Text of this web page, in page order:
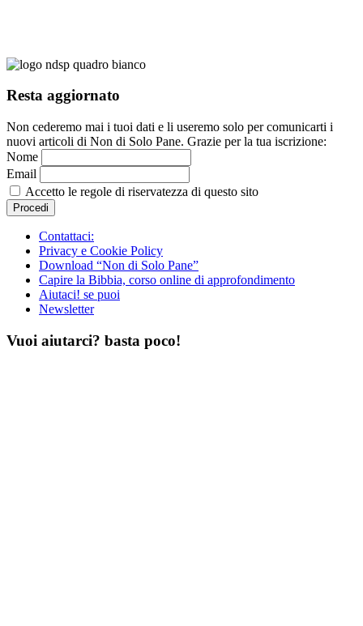
Resta aggiornato
Non cederemo mai i tuoi dati e li useremo solo per comunicarti i
nuovi articoli di Non di Solo Pane. Grazie per la tua iscrizione:
Nome
Email
Accetto le regole di riservatezza di questo sito
Contattaci:
Privacy e Cookie Policy
Download “Non di Solo Pane”
Capire la Bibbia, corso online di approfondimento
Aiutaci! se puoi
Newsletter
Vuoi aiutarci? basta poco!